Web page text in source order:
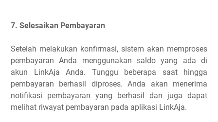
7. Selesaikan Pembayaran
Setelah melakukan konfirmasi, sistem akan memproses
pembayaran Anda menggunakan saldo yang ada di
akun LinkAja Anda. Tunggu beberapa saat hingga
pembayaran berhasil diproses. Anda akan menerima
notifikasi pembayaran yang berhasil dan juga dapat
melihat riwayat pembayaran pada aplikasi LinkAja.